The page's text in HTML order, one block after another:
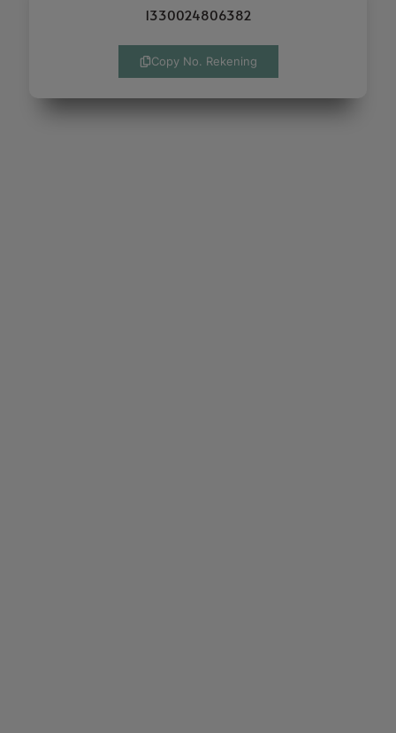
1330024806382
Copy No. Rekening